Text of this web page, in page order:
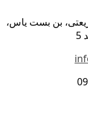
بن بست یاس،